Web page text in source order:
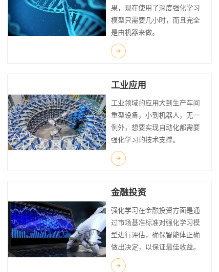
果，现在使用了深度强化学习
模型只需要几小时，而且完全
是由机器来做。
工业应用
工业领域的应用大到生产车间
重型设备，小到机器人，无一
例外，想要实现自动化都需要
强化学习的技术支撑。
金融投资
强化学习在金融投资方面是通
过市场基准标准对强化学习模
型进行评估，确保智能体正确
做出决定，以保证最佳收益。